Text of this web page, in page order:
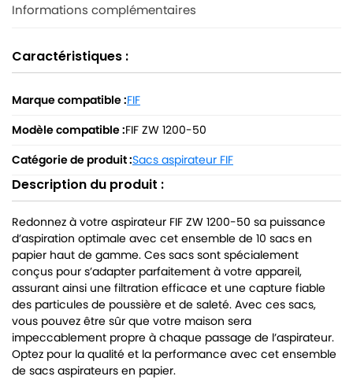
Informations complémentaires
Caractéristiques :
Marque compatible :FIF
Modèle compatible :FIF ZW 1200-50
Catégorie de produit :Sacs aspirateur FIF
Description du produit :
Redonnez à votre aspirateur FIF ZW 1200-50 sa puissance
d’aspiration optimale avec cet ensemble de 10 sacs en
papier haut de gamme. Ces sacs sont spécialement
conçus pour s’adapter parfaitement à votre appareil,
assurant ainsi une filtration efficace et une capture fiable
des particules de poussière et de saleté. Avec ces sacs,
vous pouvez être sûr que votre maison sera
impeccablement propre à chaque passage de l’aspirateur.
Optez pour la qualité et la performance avec cet ensemble
de sacs aspirateurs en papier.